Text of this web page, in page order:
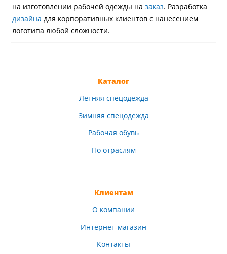
на изготовлении рабочей одежды на заказ. Разработка
дизайна для корпоративных клиентов с нанесением
логотипа любой сложности.
Каталог
Летняя спецодежда
Зимняя спецодежда
Рабочая обувь
По отраслям
Клиентам
О компании
Интернет-магазин
Контакты